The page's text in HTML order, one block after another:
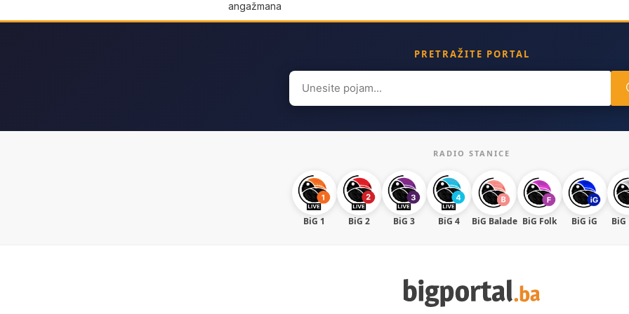
angažmana
PRETRAŽITE PORTAL
Search
for:
RADIO STANICE
BiG 1 BiG 2 BiG 3 BiG 4 BiG Balade BiG Folk BiG iG BiG